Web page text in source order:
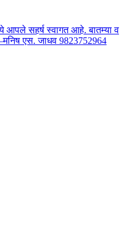
आपले सहर्ष स्वागत आहे. बातम्या व
एस. जाधव 9823752964